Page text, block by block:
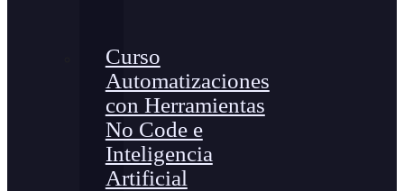
Curso
Automatizaciones
con Herramientas
No Code e
Inteligencia
Artificial